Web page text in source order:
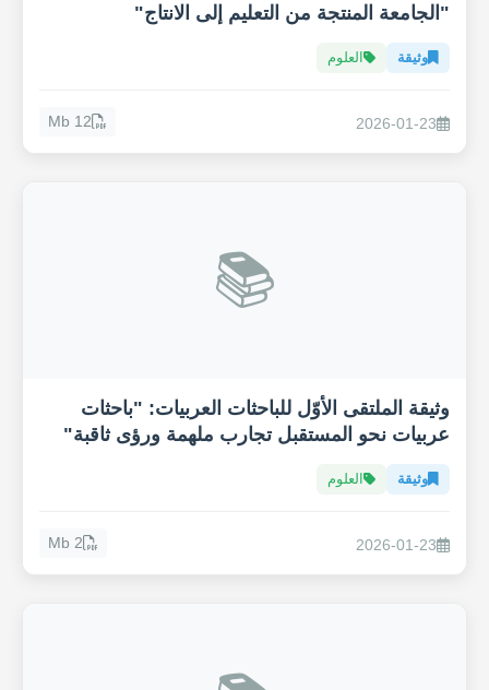
"الجامعة المنتجة من التعليم إلى الانتاج"
وثيقة العلوم
2026-01-23
12 Mb
📚
وثيقة الملتقى الأوّل للباحثات العربيات: "باحثات
عربيات نحو المستقبل تجارب ملهمة ورؤى ثاقبة"
وثيقة العلوم
2026-01-23
2 Mb